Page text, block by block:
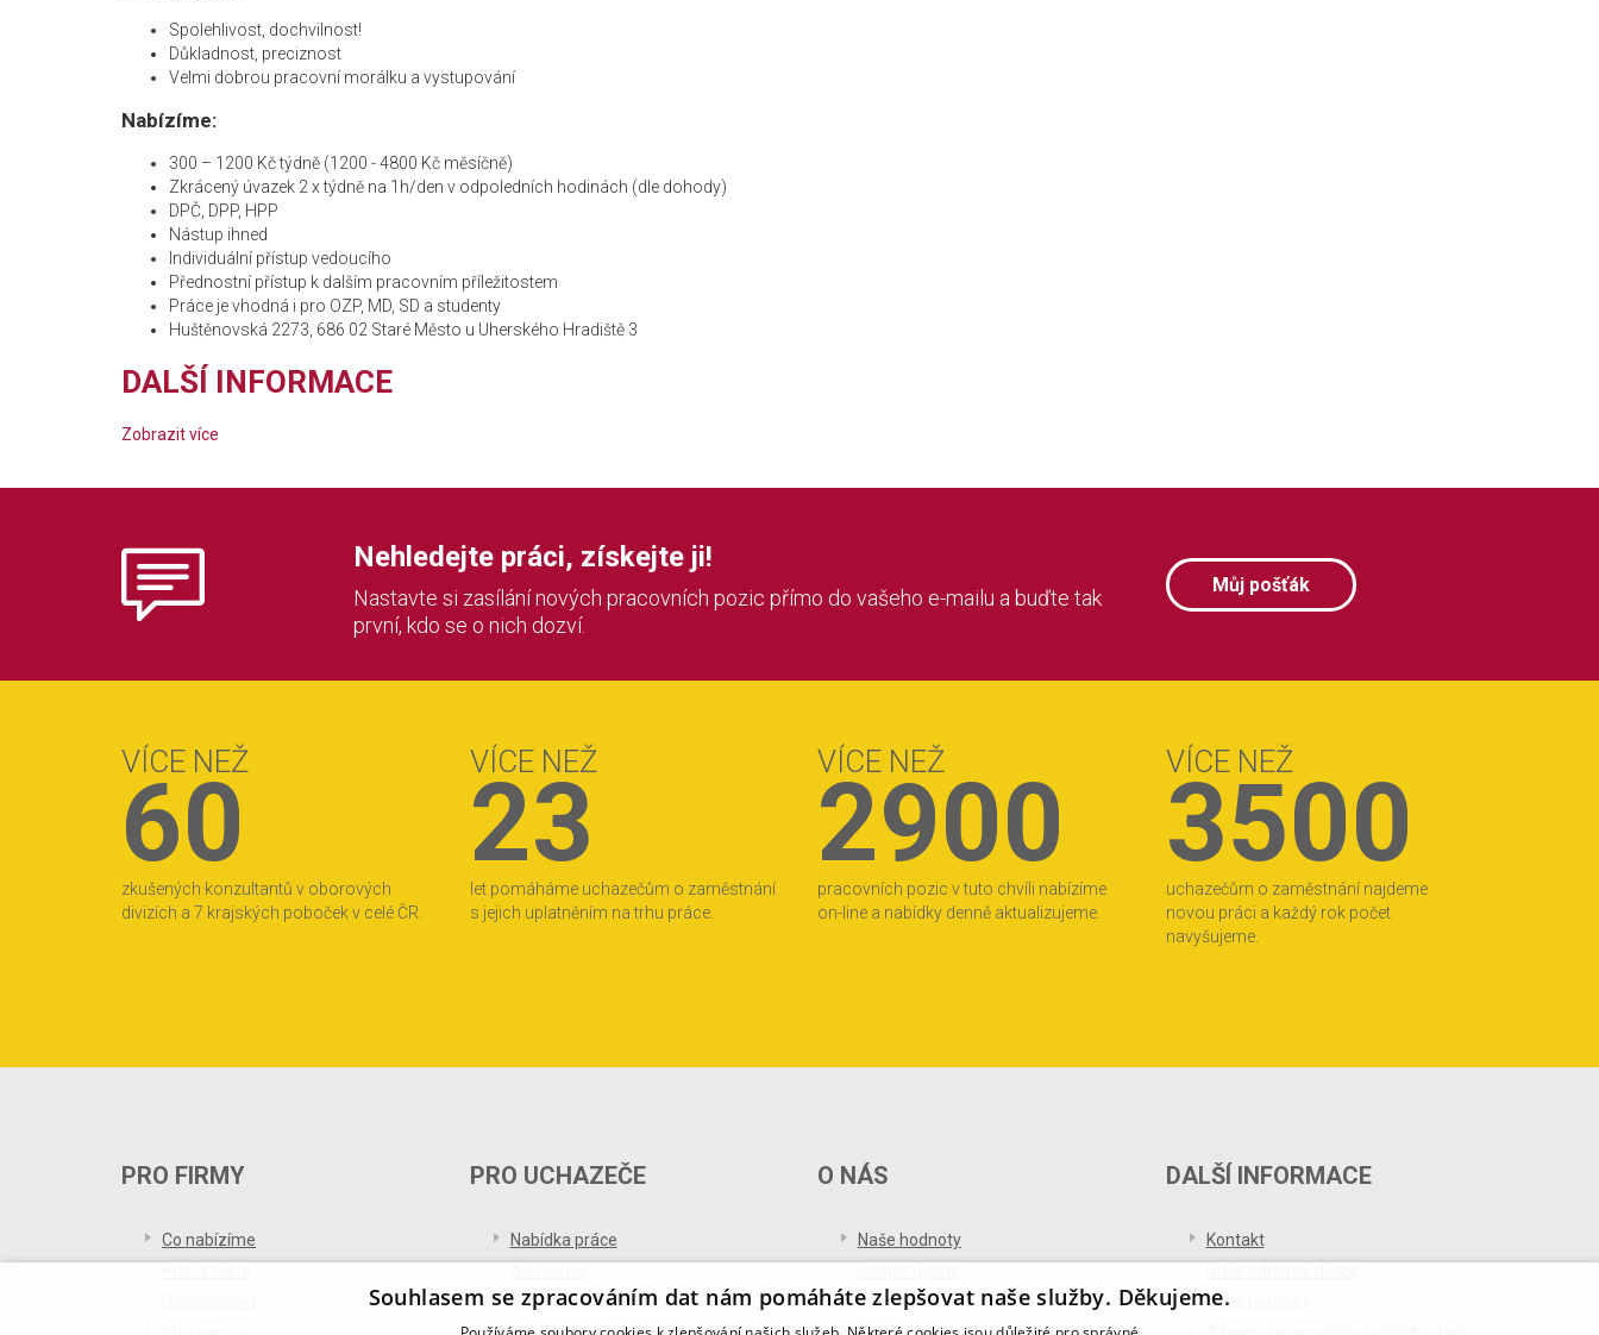
Spolehlivost, dochvilnost!
Důkladnost, preciznost
Velmi dobrou pracovní morálku a vystupování
Nabízíme:
300 – 1200 Kč týdně (1200 - 4800 Kč měsíčně)
Zkrácený úvazek 2 x týdně na 1h/den v odpoledních hodinách (dle dohody)
DPČ, DPP, HPP
Nástup ihned
Individuální přístup vedoucího
Přednostní přístup k dalším pracovním příležitostem
Práce je vhodná i pro OZP, MD, SD a studenty
Huštěnovská 2273, 686 02 Staré Město u Uherského Hradiště 3
DALŠÍ INFORMACE
Zobrazit více
Nehledejte práci, získejte ji!
Nastavte si zasílání nových pracovních pozic přímo do vašeho e-mailu a buďte tak
první, kdo se o nich dozví.
Můj pošťák
VÍCE NEŽ
60
zkušených konzultantů v oborových
divizích a 7 krajských poboček v celé ČR.
VÍCE NEŽ
23
let pomáháme uchazečům o zaměstnání
s jejich uplatněním na trhu práce.
VÍCE NEŽ
2900
pracovních pozic v tuto chvíli nabízíme
on-line a nabídky denně aktualizujeme.
VÍCE NEŽ
3500
uchazečům o zaměstnání najdeme
novou práci a každý rok počet
navyšujeme.
PRO FIRMY
Co nabízíme
PRO UCHAZEČE
Nabídka práce
Reference od uchazečů
O NÁS
Naše hodnoty
Ocenění
DALŠÍ INFORMACE
Kontakt
Naše pobočky
Souhlasem se zpracováním dat nám pomáháte zlepšovat naše služby. Děkujeme.